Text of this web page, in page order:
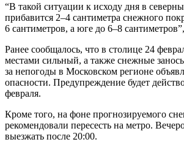
“В такой ситуации к исходу дня в
прибавится 2–4 сантиметра снежного
6 сантиметров, а юге до 6–8
Ранее сообщалось, что в столице 24
местами сильный, а также снежные
за непогоды в Московском регионе
опасности. Предупреждение будет
февраля.
Кроме того, на фоне прогнозируемого
рекомендовали пересесть на метро.
выезжать после 20:00.